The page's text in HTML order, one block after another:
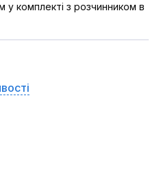
у комплекті з розчинником в